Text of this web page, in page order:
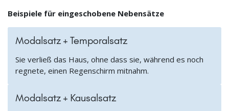
Beispiele für eingeschobene Nebensätze
Modalsatz + Temporalsatz
Sie verließ das Haus, ohne dass sie, während es noch
regnete, einen Regenschirm mitnahm.
Modalsatz + Kausalsatz